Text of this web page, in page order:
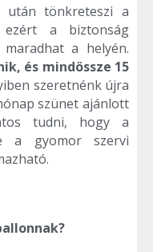
után tönkreteszi a
a biztonság
a helyén.
és mindössze 15
szeretnénk újra
szünet ajánlott
tudni, hogy a
a gyomor szervi